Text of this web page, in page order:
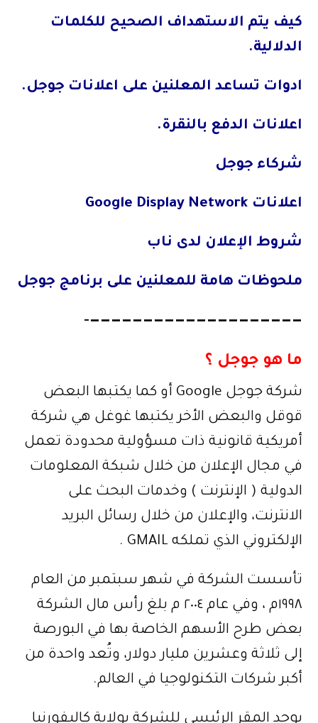
كيف يتم الاستهداف الصحيح للكلمات
الدلالية.
ادوات تساعد المعلنين على اعلانات جوجل.
اعلانات الدفع بالنقرة.
شركاء جوجل
اعلانات Google Display Network
شروط الإعلان لدى ناب
ملحوظات هامة للمعلنين على برنامج جوجل
————————————————————-
ما هو جوجل ؟
شركة جوجل Google أو كما يكتبها البعض
قوقل والبعض الأخر يكتبها غوغل هي شركة
أمريكية قانونية ذات مسؤولية محدودة تعمل
في مجال الإعلان من خلال شبكة المعلومات
الدولية ( الإنترنت ) وخدمات البحث على
الانترنت، والإعلان من خلال رسائل البريد
الإلكتروني الذي تملكه GMAIL .
تأسست الشركة في شهر سبتمبر من العام
١٩٩٨م ، وفي عام ٢٠٠٤ م بلغ رأس مال الشركة
بعض طرح الأسهم الخاصة بها في البورصة
إلى ثلاثة وعشرين مليار دولار، وتُعد واحدة من
أكبر شركات التكنولوجيا في العالم.
يوجد المقر الرئيسي للشركة بولاية كاليفورنيا